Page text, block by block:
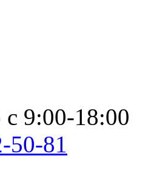
9:00-18:00
50-81